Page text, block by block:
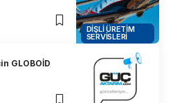
DIŞLI ÜRETIM
SERVISLERI
GLOBOİD